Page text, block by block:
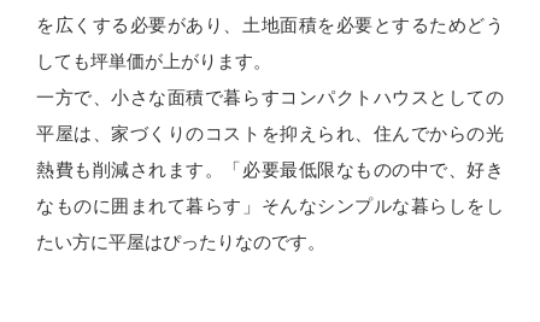
を広くする必要があり、土地面積を必要とするためどう
しても坪単価が上がります。
一方で、小さな面積で暮らすコンパクトハウスとしての
平屋は、家づくりのコストを抑えられ、住んでからの光
熱費も削減されます。「必要最低限なものの中で、好き
なものに囲まれて暮らす」そんなシンプルな暮らしをし
たい方に平屋はぴったりなのです。